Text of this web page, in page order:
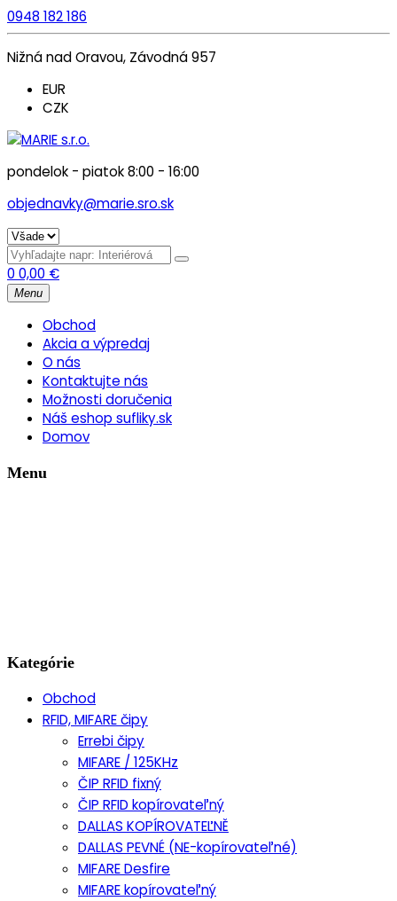
0948 182 186
Nižná nad Oravou, Závodná 957
EUR
CZK
pondelok - piatok 8:00 - 16:00
objednavky@marie.sro.sk
0 0,00 €
Menu
Obchod
Akcia a výpredaj
O nás
Kontaktujte nás
Možnosti doručenia
Náš eshop sufliky.sk
Domov
Menu
Kategórie
Obchod
RFID, MIFARE čipy
Errebi čipy
MIFARE / 125KHz
ČIP RFID fixný
ČIP RFID kopírovateľný
DALLAS KOPÍROVATEĽNĚ
DALLAS PEVNÉ (NE-kopírovateľné)
MIFARE Desfire
MIFARE kopírovateľný